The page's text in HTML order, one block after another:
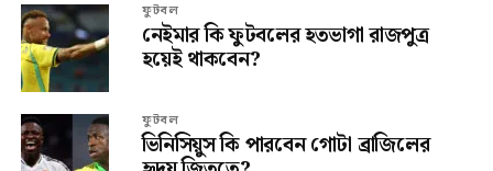
ফুটবল
নেইমার কি ফুটবলের হতভাগা রাজপুত্র
হয়েই থাকবেন?
ফুটবল
ভিনিসিয়ুস কি পারবেন গোটা ব্রাজিলের